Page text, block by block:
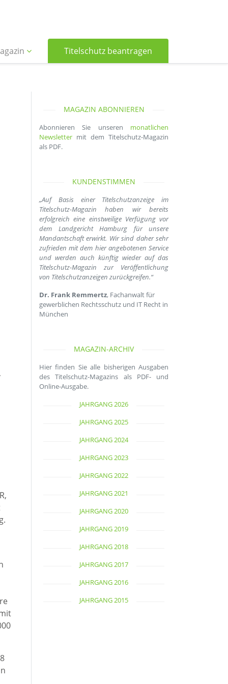
Titelschutz beantragen
MAGAZIN ABONNIEREN
Abonnieren Sie unseren monatlichen
Newsletter mit dem Titelschutz-Magazin
als PDF.
KUNDENSTIMMEN
„Auf Basis einer Titelschutzanzeige im
Titelschutz-Magazin haben wir bereits
erfolgreich eine einstweilige Verfügung vor
dem Landgericht Hamburg für unsere
Mandantschaft erwirkt. Wir sind daher sehr
zufrieden mit dem hier angebotenen Service
und werden auch künftig wieder auf das
Titelschutz-Magazin zur Veröffentlichung
von Titelschutzanzeigen zurückgreifen.“
Dr. Frank Remmertz, Fachanwalt für
gewerblichen Rechtsschutz und IT Recht in
München
MAGAZIN-ARCHIV
Hier finden Sie alle bisherigen Ausgaben
des Titelschutz-Magazins als PDF- und
Online-Ausgabe.
JAHRGANG 2026
JAHRGANG 2025
JAHRGANG 2024
JAHRGANG 2023
JAHRGANG 2022
JAHRGANG 2021
JAHRGANG 2020
JAHRGANG 2019
JAHRGANG 2018
JAHRGANG 2017
JAHRGANG 2016
JAHRGANG 2015